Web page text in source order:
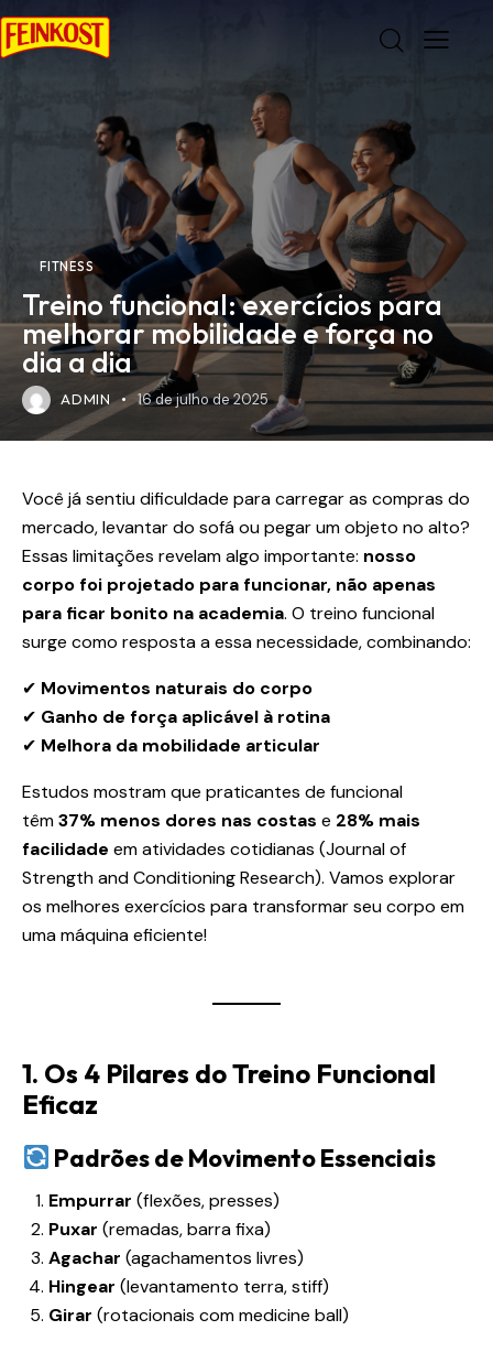
FITNESS
Treino funcional: exercícios para
melhorar mobilidade e força no
dia a dia
ADMIN 16 de julho de 2025
Você já sentiu dificuldade para carregar as compras do
mercado, levantar do sofá ou pegar um objeto no alto?
Essas limitações revelam algo importante: nosso
corpo foi projetado para funcionar, não apenas
para ficar bonito na academia. O treino funcional
surge como resposta a essa necessidade, combinando:
✔ Movimentos naturais do corpo
✔ Ganho de força aplicável à rotina
✔ Melhora da mobilidade articular
Estudos mostram que praticantes de funcional
têm37% menos dores nas costas e 28% mais
facilidade em atividades cotidianas (Journal of
Strength and Conditioning Research). Vamos explorar
os melhores exercícios para transformar seu corpo em
uma máquina eficiente!
1. Os 4 Pilares do Treino Funcional
Eficaz
Padrões de Movimento Essenciais
Empurrar (flexões, presses)
Puxar (remadas, barra fixa)
Agachar (agachamentos livres)
Hingear (levantamento terra, stiff)
Girar (rotacionais com medicine ball)